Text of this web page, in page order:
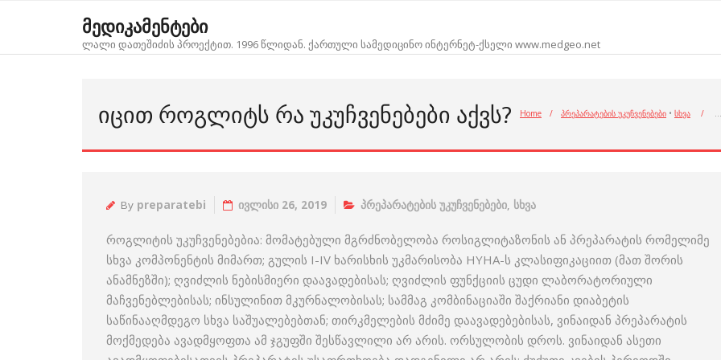
მედიკამენტები
ლალი დათეშიძის პროექტით. 1996 წლიდან. ქართული სამედიცინო ინტერნეტ-ქსელი www.medgeo.net
ᲘᲪᲘᲗ ᲠᲝᲒᲚᲘᲢᲡ ᲠᲐ ᲣᲙᲣᲩᲕᲔᲜᲔᲑᲔᲑᲘ ᲐᲥᲕᲡ? Home / პრეპარატების უკუჩვენებები • სხვა / …
By preparatebi ივლისი 26, 2019 პრეპარატების უკუჩვენებები, სხვა
როგლიტის უკუჩვენებებია: მომატებული მგრძნობელობა როსიგლიტაზონის ან პრეპარატის რომელიმე
სხვა კომპონენტის მიმართ; გულის I-IV ხარისხის უკმარისობა HYHA-ს კლასიფიკაციით (მათ შორის
ანამნეზში); ღვიძლის ნებისმიერი დაავადებისას; ღვიძლის ფუნქციის ცუდი ლაბორატორიული
მაჩვენებლებისას; ინსულინით მკურნალობისას; სამმაგ კომბინაციაში შაქრიანი დიაბეტის
საწინააღმდეგო სხვა საშუალებებთან; თირკმელების მძიმე დაავადებებისას, ვინაიდან პრეპარატის
მოქმედება ავადმყოფთა ამ ჯგუფში შესწავლილი არ არის. ორსულობის დროს. ვინაიდან ასეთი